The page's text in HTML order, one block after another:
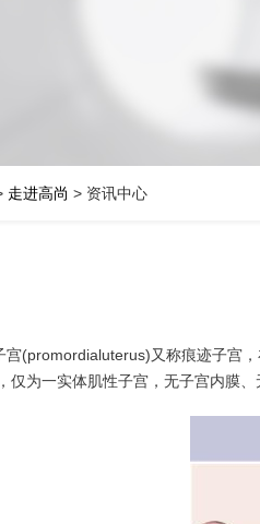
走进高尚 > 资讯中心
(promordialuterus)又称痕迹子宫
仅为一实体肌性子宫，无子宫内膜